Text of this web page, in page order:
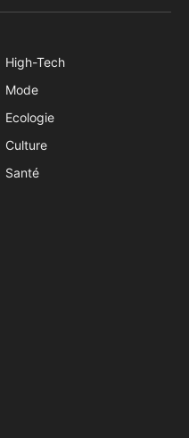
High-Tech
Mode
Ecologie
Culture
Santé